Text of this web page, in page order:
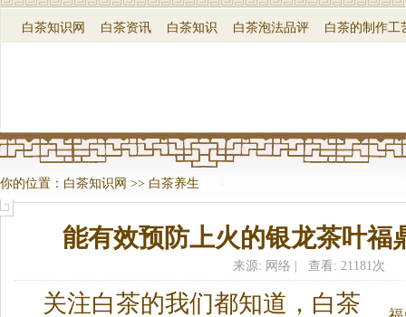
白茶知识网 白茶资讯 白茶知识 白茶泡法品评 白茶的制作工
你的位置： 白茶知识网 >> 白茶养生
能有效预防上火的银龙茶叶福
来源: 网络 | 查看: 21181次
关注白茶的我们都知道， 白茶